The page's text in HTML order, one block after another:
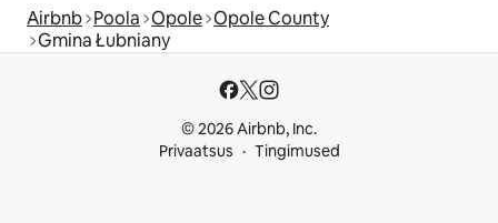
Airbnb Poola Opole Opole County
Gmina Łubniany
© 2026 Airbnb, Inc.
Privaatsus
Tingimused